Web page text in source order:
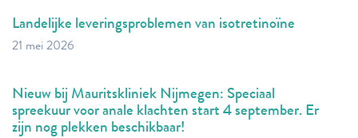
Landelijke leveringsproblemen van isotretinoïne
21 mei 2026
Nieuw bij Mauritskliniek Nijmegen: Speciaal
spreekuur voor anale klachten start 4 september. Er
zijn nog plekken beschikbaar!